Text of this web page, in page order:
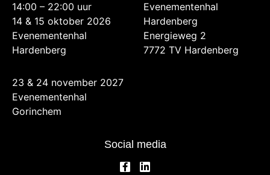
14:00 – 22:00 uur
14 & 15 oktober 2026
Evenementenhal
Hardenberg
23 & 24 november 2027
Evenementenhal
Gorinchem
Evenementenhal
Hardenberg
Energieweg 2
7772 TV Hardenberg
Social media